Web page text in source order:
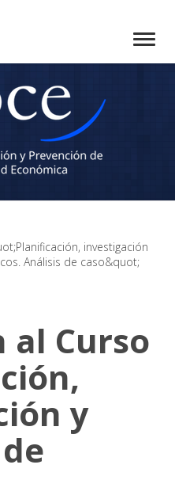
investigación
Análisis de caso&quot;
Curso
y